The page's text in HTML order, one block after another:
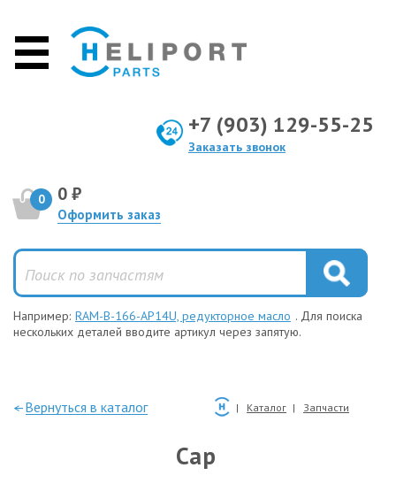
+7 (903) 129-55-25
Заказать звонок
0 0 ₽
Оформить заказ
Например: RAM-B-166-AP14U, редукторное масло . Для поиска
нескольких деталей вводите артикул через запятую.
—Вернуться в каталог Каталог Запчасти
Cap